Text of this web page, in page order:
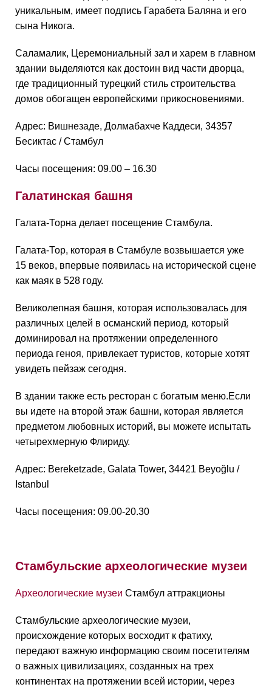
уникальным, имеет подпись Гарабета Баляна и его
сына Никога.
Саламалик, Церемониальный зал и харем в главном
здании выделяются как достоин вид части дворца,
где традиционный турецкий стиль строительства
домов обогащен европейскими прикосновениями.
Адрес: Вишнезаде, Долмабахче Каддеси, 34357
Бесиктас / Стамбул
Часы посещения: 09.00 – 16.30
Галатинская башня
Галата-Торна делает посещение Стамбула.
Галата-Тор, которая в Стамбуле возвышается уже
15 веков, впервые появилась на исторической сцене
как маяк в 528 году.
Великолепная башня, которая использовалась для
различных целей в османский период, который
доминировал на протяжении определенного
периода геноя, привлекает туристов, которые хотят
увидеть пейзаж сегодня.
В здании также есть ресторан с богатым меню.Если
вы идете на второй этаж башни, которая является
предметом любовных историй, вы можете испытать
четырехмерную Флириду.
Адрес: Bereketzade, Galata Tower, 34421 Beyoğlu /
Istanbul
Часы посещения: 09.00-20.30
Стамбульские археологические музеи
Археологические музеи Стамбул аттракционы
Стамбульские археологические музеи,
происхождение которых восходит к фатиху,
передают важную информацию своим посетителям
о важных цивилизациях, созданных на трех
континентах на протяжении всей истории, через